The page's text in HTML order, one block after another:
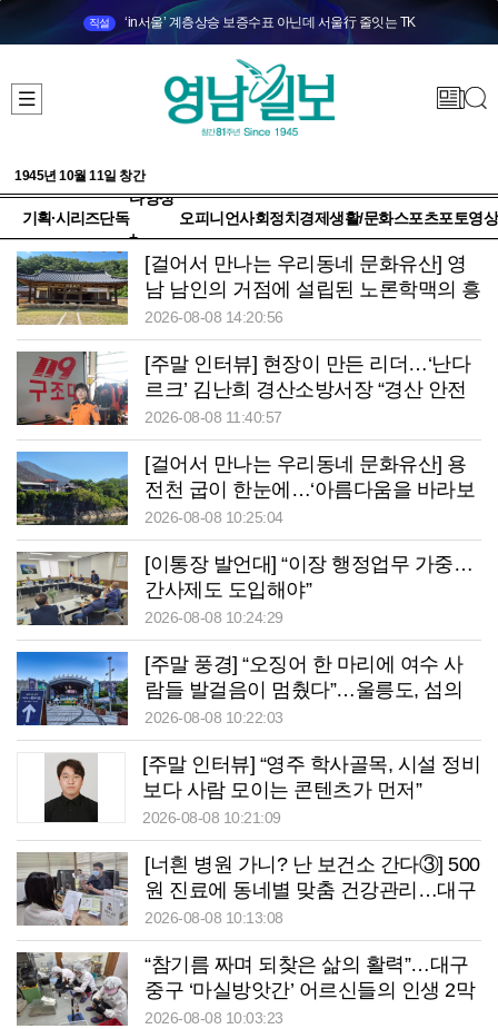
직설 ‘in서울’ 계층상승 보증수표 아닌데 서울行 줄잇는 TK
1945년 10월 11일 창간
기획·시리즈단독
다양성
+
오피니언사회정치 경제생활/문화스포츠포토영상
[걸어서 만나는 우리동네 문화유산] 영
남 남인의 거점에 설립된 노론학맥의 흥
암서원
2026-08-08 14:20:56
[주말 인터뷰] 현장이 만든 리더…‘난다
르크’ 김난희 경산소방서장 “경산 안전
책임지겠습니다”
2026-08-08 11:40:57
[걸어서 만나는 우리동네 문화유산] 용
전천 굽이 한눈에…‘아름다움을 바라보
는’ 청송 망미정
2026-08-08 10:25:04
[이통장 발언대] “이장 행정업무 가중…
간사제도 도입해야”
2026-08-08 10:24:29
[주말 풍경] “오징어 한 마리에 여수 사
람들 발걸음이 멈췄다”…울릉도, 섬의
날서 ‘통했다’
2026-08-08 10:22:03
[주말 인터뷰] “영주 학사골목, 시설 정비
보다 사람 모이는 콘텐츠가 먼저”
2026-08-08 10:21:09
[너흰 병원 가니? 난 보건소 간다③] 500
원 진료에 동네별 맞춤 건강관리…대구
중구보건소의 변신
2026-08-08 10:13:08
“참기름 짜며 되찾은 삶의 활력”…대구
중구 ‘마실방앗간’ 어르신들의 인생 2막
2026-08-08 10:03:23